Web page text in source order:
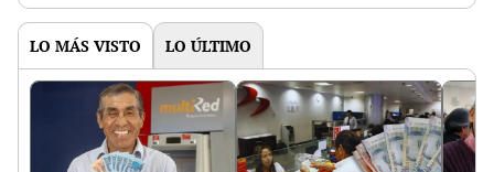
monto?
LO MÁS VISTO LO ÚLTIMO